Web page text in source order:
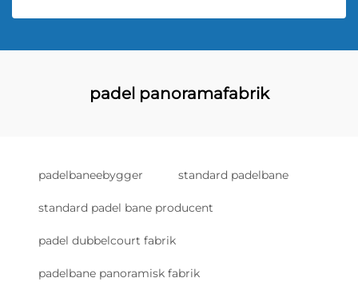
padel panoramafabrik
padelbaneebygger standard padelbane
standard padel bane producent
padel dubbelcourt fabrik
padelbane panoramisk fabrik